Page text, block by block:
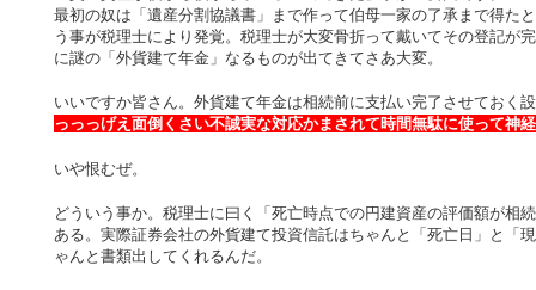
最初の奴は「遺産分割協議書」まで作って伯母一家の了承まで得た
う事が税理士により発覚。税理士が大変骨折って戴いてその登記が
に謎の「外貨建て年金」なるものが出てきてさあ大変。
いいですか皆さん。外貨建て年金は相続前に支払い完了させておく
っっっげえ面倒くさい不誠実な対応かまされて時間無駄に使って神
いや恨むぜ。
どういう事か。税理士に曰く「死亡時点での円建資産の評価額が相
ある。実際証券会社の外貨建て投資信託はちゃんと「死亡日」と「
ゃんと書類出してくれるんだ。